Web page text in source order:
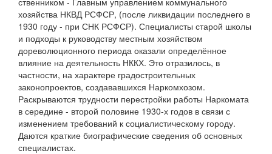
хозяйства НКВД РСФСР, (после ликвидации последнего в
1930 году - при СНК РСФСР). Специалисты старой школы
и подходы к руко­водству местным хозяйством
дореволюционного периода оказали определённое
влияние на деятельность НККХ. Это отразилось, в
частности, на характере градостроительных
законопроектов, создававшихся Наркомхозом.
Раскрываются трудности перестройки работы Наркомата
в середине - вто­рой половине 1930-х годов в связи с
изменением требований к социалистическому городу.
Даются краткие биографические сведения об основных
специалистах.